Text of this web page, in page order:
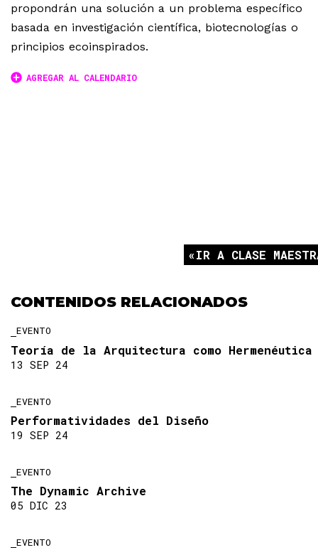
propondrán una solución a un problema específico
basada en investigación científica, biotecnologías o
principios ecoinspirados.
AGREGAR AL CALENDARIO
IR A CLASE
CONTENIDOS RELACIONADOS
EVENTO
Teoría de la Arquitectura como Hermenéutica
13 SEP 24
EVENTO
Performatividades del Diseño
19 SEP 24
EVENTO
The Dynamic Archive
05 DIC 23
EVENTO